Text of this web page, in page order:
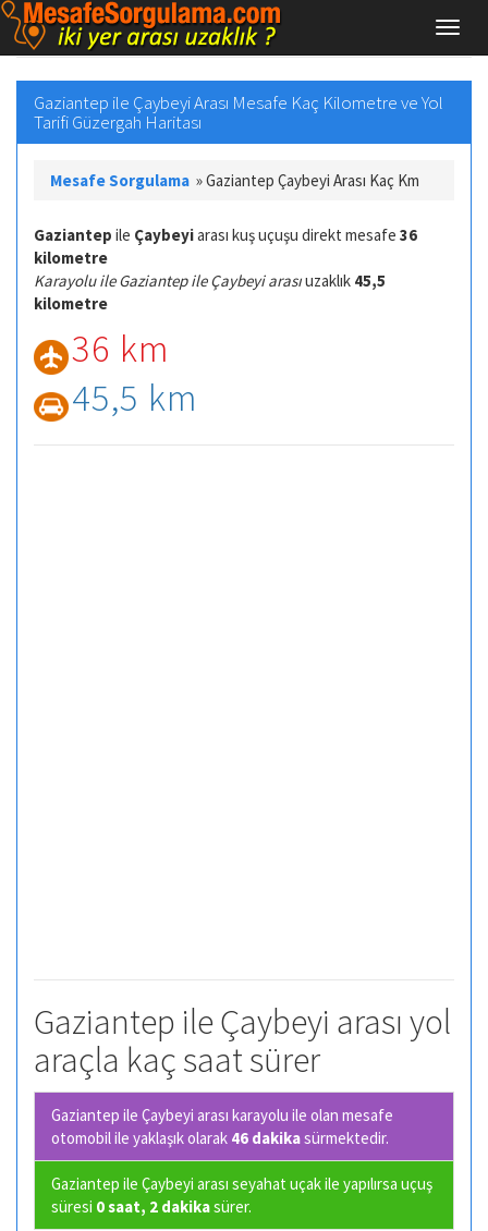
Gaziantep ile Çaybeyi Arası Mesafe Kaç Kilometre ve Yol
Tarifi Güzergah Haritası
Mesafe Sorgulama »Gaziantep Çaybeyi Arası Kaç Km
Gaziantep ile Çaybeyiarası kuş uçuşu direkt mesafe 36
kilometre
Karayolu ile Gaziantep ile Çaybeyi arasıuzaklık 45,5
kilometre
36 km
45,5 km
Gaziantep ile Çaybeyi arası yol
araçla kaç saat sürer
Gaziantep ile Çaybeyi arası karayolu ile olan mesafe
otomobil ile yaklaşık olarak 46 dakikasürmektedir.
Gaziantep ile Çaybeyi arası seyahat uçak ile yapılırsa uçuş
süresi 0 saat, 2 dakikasürer.